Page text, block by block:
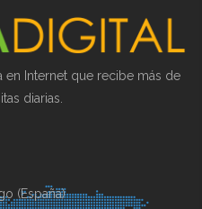
en Internet que recibe más de
diarias.
(España)